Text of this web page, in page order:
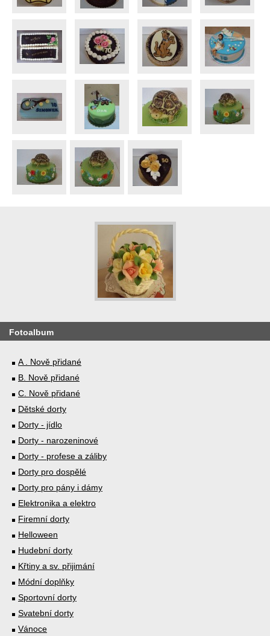
Fotoalbum
A . Nově přidané
B. Nově přidané
C. Nově přidané
Dětské dorty
Dorty - jídlo
Dorty - narozeninové
Dorty - profese a záliby
Dorty pro dospělé
Dorty pro pány i dámy
Elektronika a elektro
Firemní dorty
Helloween
Hudební dorty
Křtiny a sv. přijimání
Módní doplňky
Sportovní dorty
Svatební dorty
Vánoce